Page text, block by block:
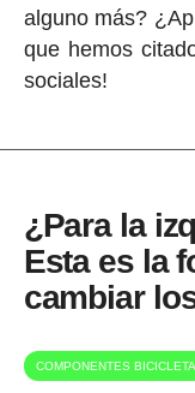
alguno más?
que hemos
sociales!
¿Para la
Esta es la
cambiar
COMPONENTES BICICLETA